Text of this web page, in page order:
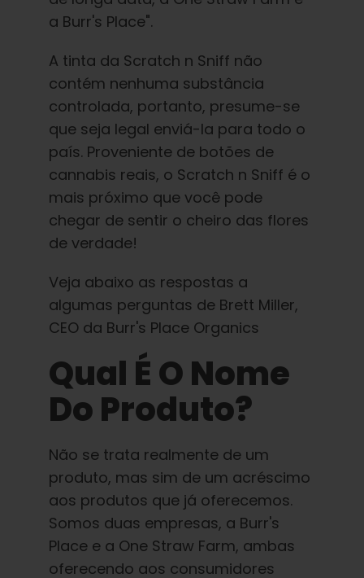
a Burr's Place".
A tinta da Scratch n Sniff não
contém nenhuma substância
controlada, portanto, presume-se
que seja legal enviá-la para todo o
país. Proveniente de botões de
cannabis reais, o Scratch n Sniff é o
mais próximo que você pode
chegar de sentir o cheiro das flores
de verdade!
Veja abaixo as respostas a
algumas perguntas de Brett Miller,
CEO da Burr's Place Organics
Qual É O Nome
Do Produto?
Não se trata realmente de um
produto, mas sim de um acréscimo
aos produtos que já oferecemos.
Somos duas empresas, a Burr's
Place e a One Straw Farm, ambas
oferecendo aos consumidores